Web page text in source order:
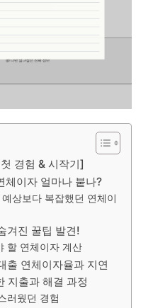
경험 & 시작기]
체이자 얼마나 붙나?
상보다 복잡했던 연체이
겨진 꿀팁 발견!
할 연체이자 계산
출 연체이자율과 지연
지출과 해결 과정
러웠던 경험